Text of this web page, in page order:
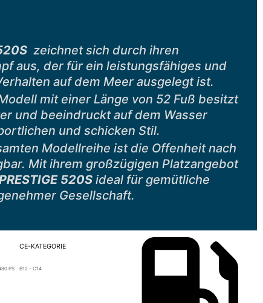
zeichnet sich durch ihren
aus, der für ein leistungsfähiges und
auf dem Meer ausgelegt ist.
mit einer Länge von 52 Fuß besitzt
und beeindruckt auf dem Wasser
und schicken Stil.
Modellreihe ist die Offenheit nach
Mit ihrem großzügigen Platzangebot
520Sideal für gemütliche
Gesellschaft.
PS
CE-KATEGORIE
B12 - C14